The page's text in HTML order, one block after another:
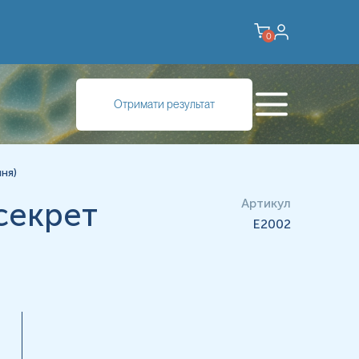
0
Отримати результат
Дуже багато людей, і чоловіків, і жінок, можуть бути
час статевого життя, у чоловіків - здебільшого немає
Артикул
E2002